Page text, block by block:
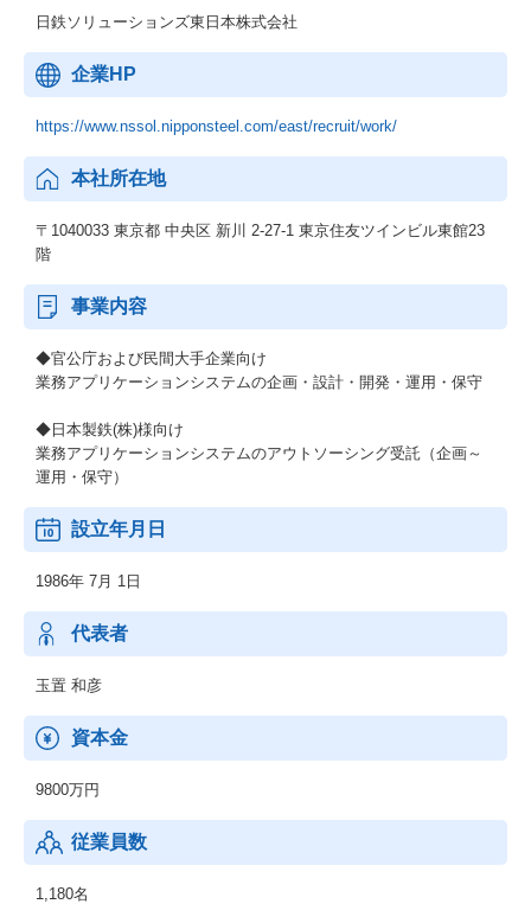
日鉄ソリューションズ東日本株式会社
企業HP
https://www.nssol.nipponsteel.com/east/recruit/work/
本社所在地
〒1040033 東京都 中央区 新川 2-27-1 東京住友ツインビル東館23
階
事業内容
◆官公庁および民間大手企業向け
業務アプリケーションシステムの企画・設計・開発・運用・保守
◆日本製鉄(株)様向け
業務アプリケーションシステムのアウトソーシング受託（企画～
運用・保守）
設立年月日
1986年 7月 1日
代表者
玉置 和彦
資本金
9800万円
従業員数
1,180名